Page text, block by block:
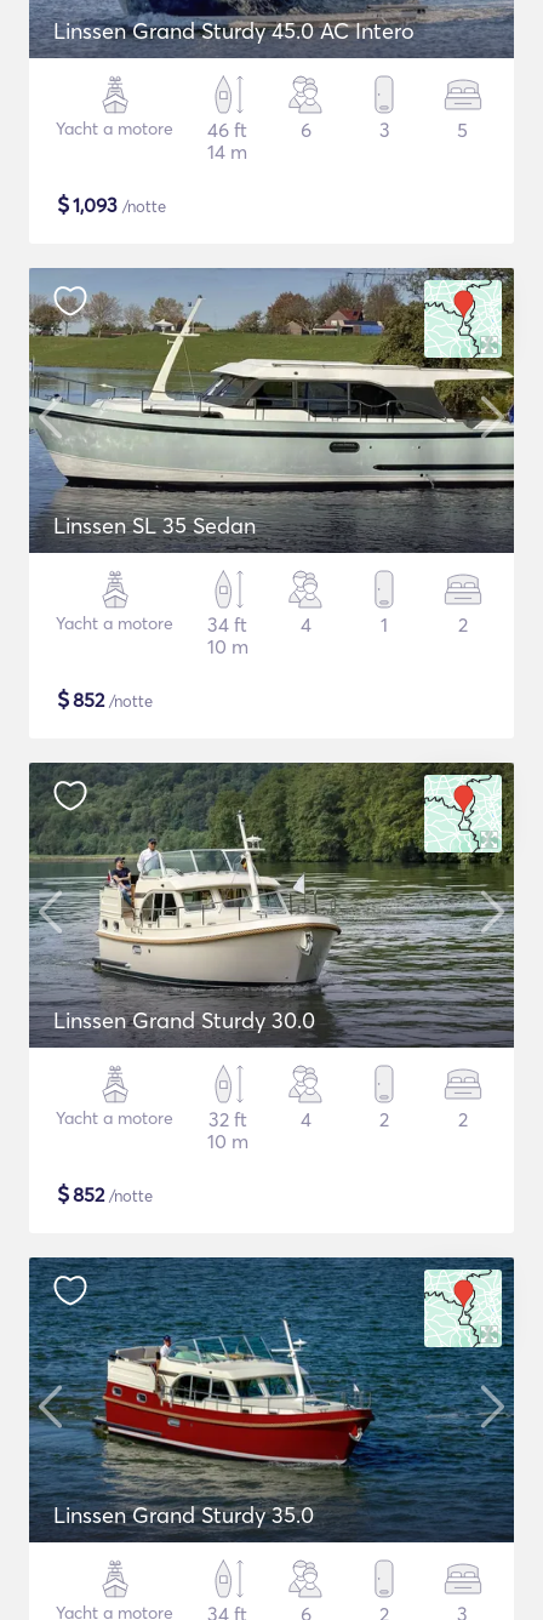
Linssen Grand Sturdy 45.0 AC Intero
Yacht a motore
46 ft
14 m
6 3 5
$1,093 /notte
Linssen SL 35 Sedan
Yacht a motore
34 ft
10 m
4 1 2
$852/notte
Linssen Grand Sturdy 30.0
Yacht a motore
32 ft
10 m
4 2 2
$852/notte
Linssen Grand Sturdy 35.0
Yacht a motore
34 ft
6 2 3